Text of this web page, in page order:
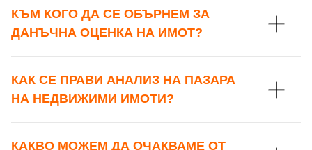
КЪМ КОГО ДА СЕ ОБЪРНЕМ ЗА
ДАНЪЧНА ОЦЕНКА НА ИМОТ?
КАК СЕ ПРАВИ АНАЛИЗ НА ПАЗАРА
НА НЕДВИЖИМИ ИМОТИ?
КАКВО МОЖЕМ ДА ОЧАКВАМЕ ОТ